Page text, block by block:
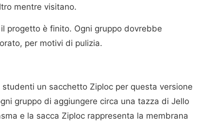
mentre visitano.
progetto è finito. Ogni gruppo dovrebbe
per motivi di pulizia.
un sacchetto Ziploc per questa versione
gruppo di aggiungere circa una tazza di Jello
e la sacca Ziploc rappresenta la membrana